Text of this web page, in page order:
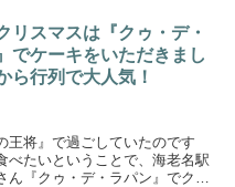
リスマスは『クゥ・デ・
でケーキをいただきまし
ら行列で大人気！
王将』で過ごしていたのです
べたいということで、海老名駅
『クゥ・デ・ラパン』でクリ